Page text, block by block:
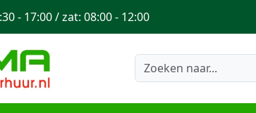
- 17:00 / zat: 08:00 - 12:00